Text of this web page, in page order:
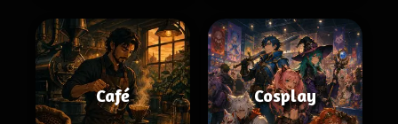
Café Cosplay